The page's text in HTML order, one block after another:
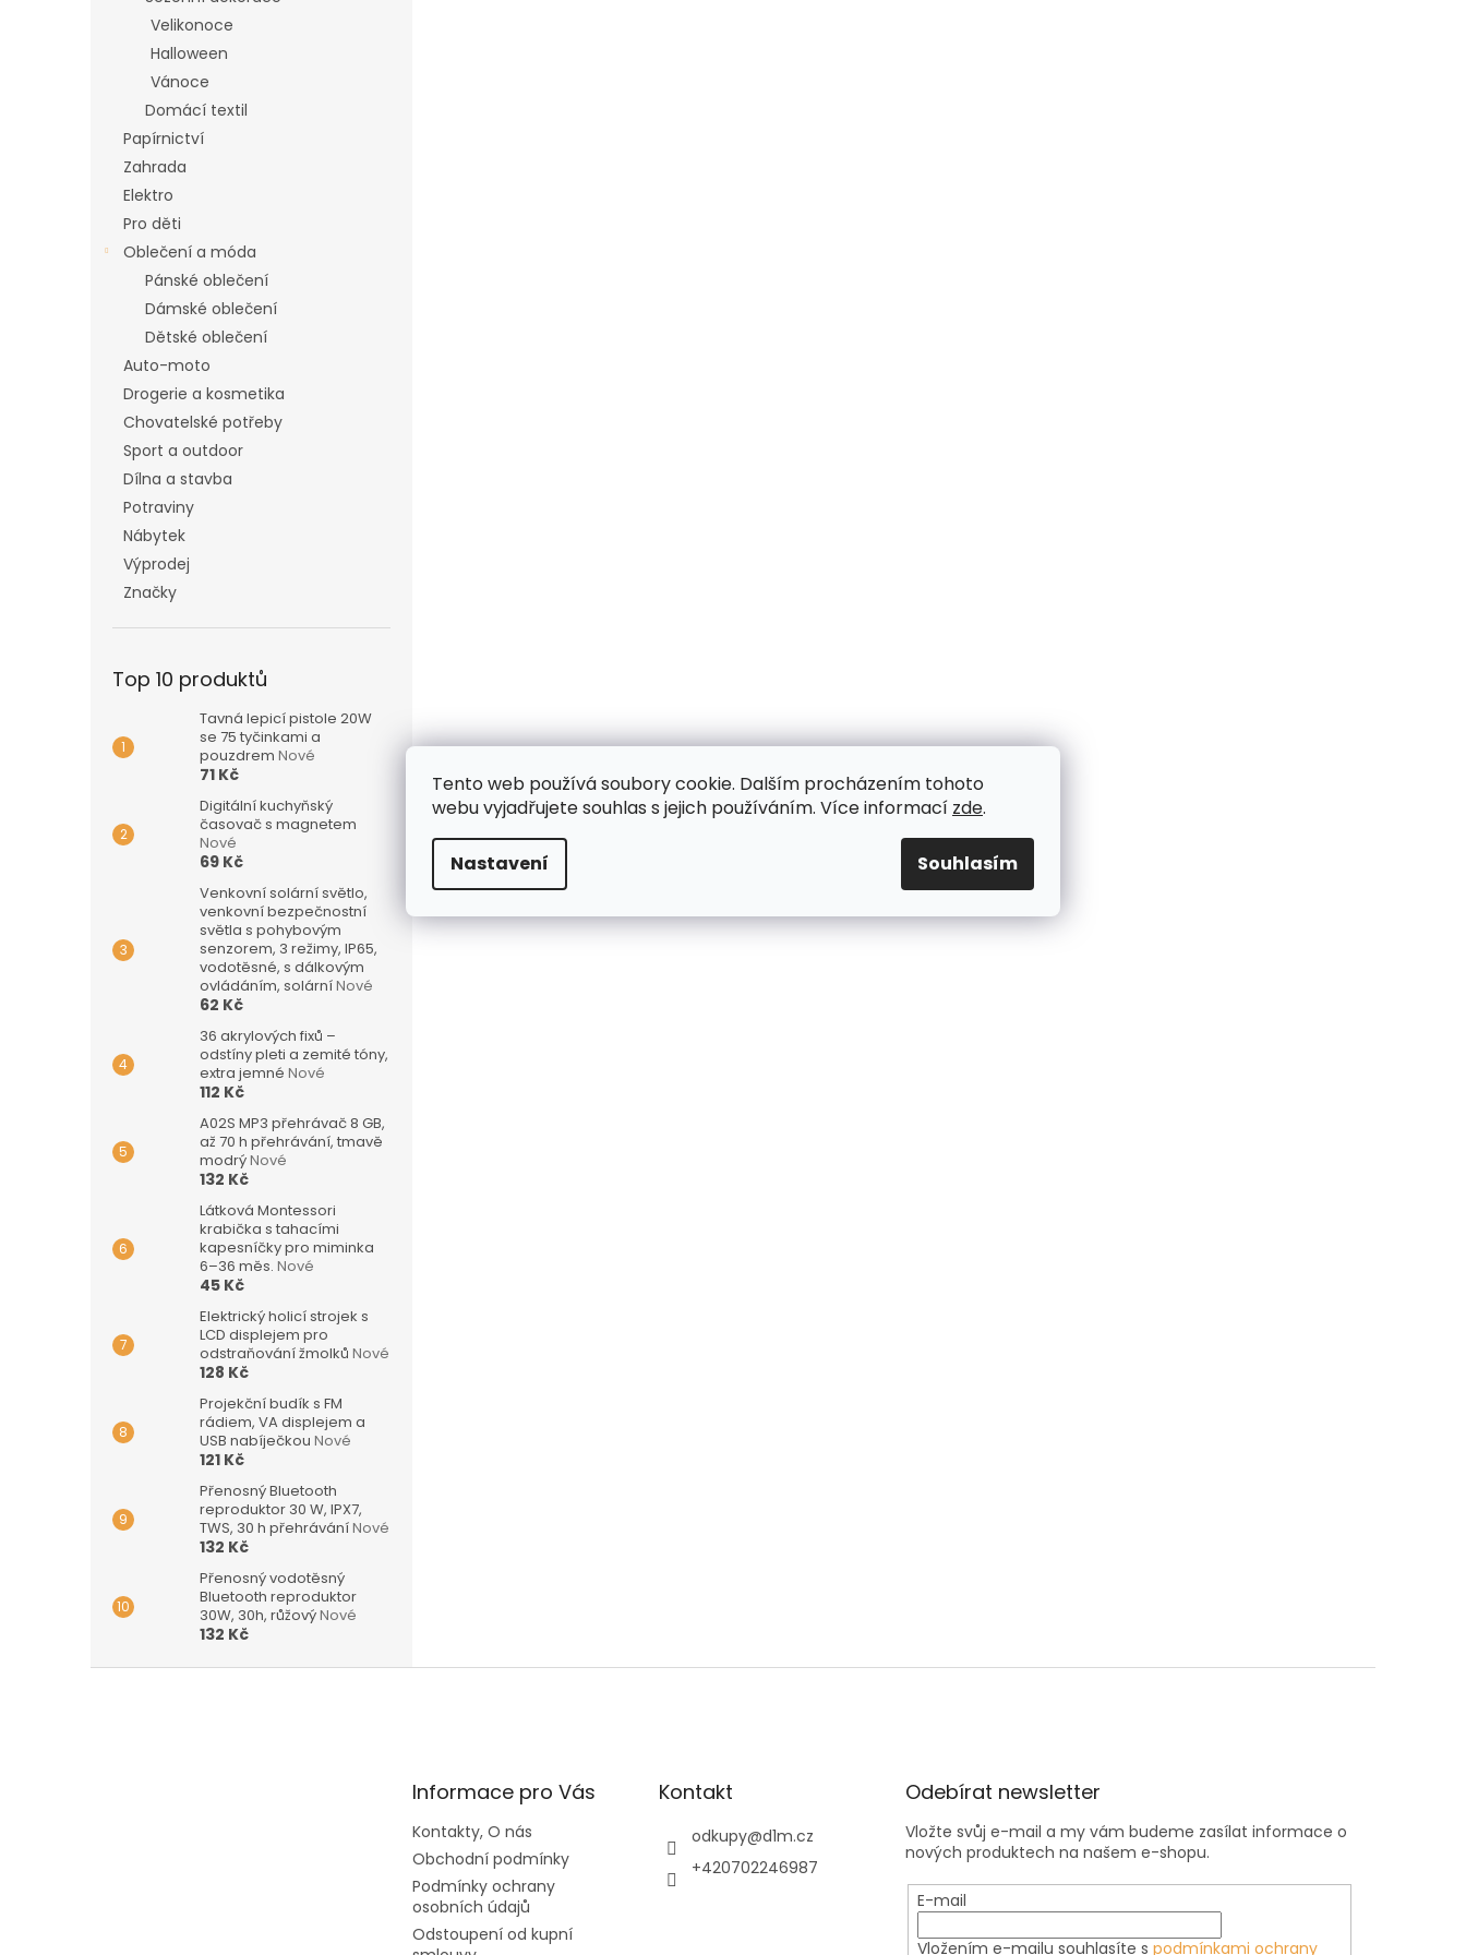
Tento web používá soubory cookie. Dalším procházením tohoto
webu vyjadřujete souhlas s jejich používáním. Více informací zde.
Nastavení Souhlasím
Velikonoce
Halloween
Vánoce
Domácí textil
Papírnictví
Zahrada
Elektro
Pro děti
Oblečení a móda
Pánské oblečení
Dámské oblečení
Dětské oblečení
Auto-moto
Drogerie a kosmetika
Chovatelské potřeby
Sport a outdoor
Dílna a stavba
Potraviny
Nábytek
Výprodej
Značky
Top 10 produktů
Tavná lepicí pistole 20W
se 75 tyčinkami a
pouzdrem Nové
71 Kč
Digitální kuchyňský
časovač s magnetem
Nové
69 Kč
Venkovní solární světlo,
venkovní bezpečnostní
světla s pohybovým
senzorem, 3 režimy, IP65,
vodotěsné, s dálkovým
ovládáním, solárníNové
62 Kč
36 akrylových fixů –
odstíny pleti a zemité tóny,
extra jemné Nové
112 Kč
A02S MP3 přehrávač 8 GB,
až 70 h přehrávání, tmavě
modrýNové
132 Kč
Látková Montessori
krabička s tahacími
kapesníčky pro miminka
6–36 měs. Nové
45 Kč
Elektrický holicí strojek s
LCD displejem pro
odstraňování žmolků Nové
128 Kč
Projekční budík s FM
rádiem, VA displejem a
USB nabíječkou Nové
121 Kč
Přenosný Bluetooth
reproduktor 30 W, IPX7,
TWS, 30 h přehráváníNové
132 Kč
Přenosný vodotěsný
Bluetooth reproduktor
30W, 30h, růžovýNové
132 Kč
Informace pro Vás
Kontakty, O nás
Obchodní podmínky
Podmínky ochrany
osobních údajů
Odstoupení od kupní
Kontakt
odkupy@d1m.cz
+420702246987
Odebírat newsletter
Vložte svůj e-mail a my vám budeme zasílat informace o
nových produktech na našem e-shopu.
E-mail
Vložením e-mailu souhlasíte spodmínkami ochrany